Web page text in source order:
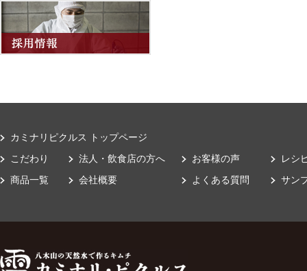
カミナリピクルス トップページ
こだわり
法人・飲食店の方へ お客様の声
レシ
商品一覧
会社概要 よくある質問 サン